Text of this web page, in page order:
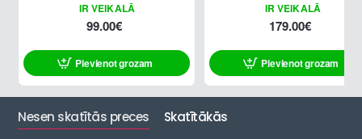
IR VEIKALĀ
99.00€
Pievienot grozam
IR VEIKALĀ
179.00€
Pievienot grozam
Nesen skatītās preces Skatītākās